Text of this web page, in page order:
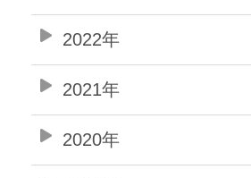
2022年
2021年
2020年